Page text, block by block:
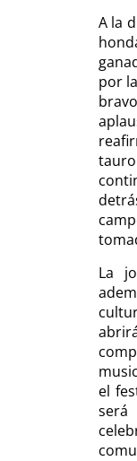
A la
por
La
el
será